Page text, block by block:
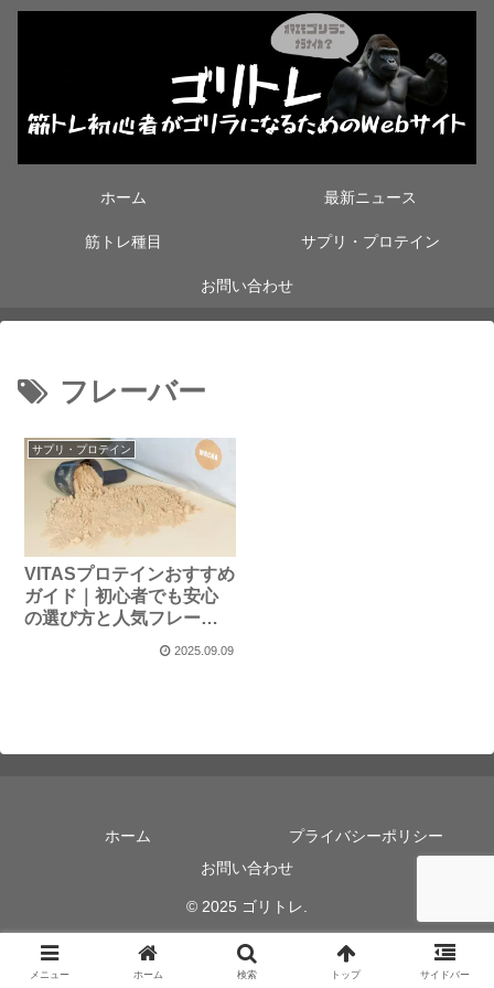
ホーム 最新ニュース
筋トレ種目 サプリ・プロテイン
お問い合わせ
フレーバー
サプリ・プロテイン
VITASプロテインおすすめ
ガイド｜初心者でも安心
の選び方と人気フレーバ
2025.09.09
ホーム
プライバシーポリシー
お問い合わせ
© 2025 ゴリトレ.
メニュー ホーム 検索 トップ サイドバー